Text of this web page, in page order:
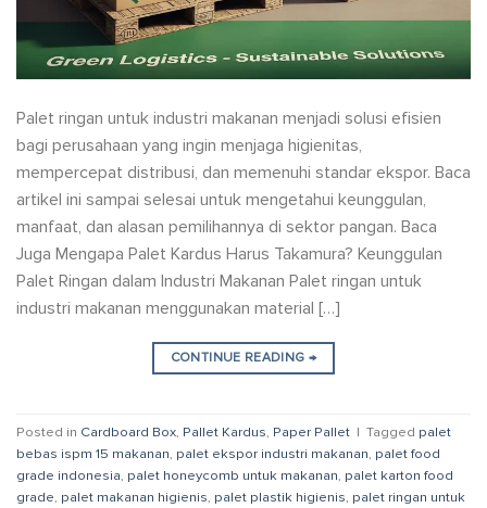
Palet ringan untuk industri makanan menjadi solusi efisien
bagi perusahaan yang ingin menjaga higienitas,
mempercepat distribusi, dan memenuhi standar ekspor. Baca
artikel ini sampai selesai untuk mengetahui keunggulan,
manfaat, dan alasan pemilihannya di sektor pangan. Baca
Juga Mengapa Palet Kardus Harus Takamura? Keunggulan
Palet Ringan dalam Industri Makanan Palet ringan untuk
industri makanan menggunakan material […]
CONTINUE READING →
Posted in Cardboard Box, Pallet Kardus, Paper Pallet | Tagged palet
bebas ispm 15 makanan, palet ekspor industri makanan, palet food
grade indonesia, palet honeycomb untuk makanan, palet karton food
grade, palet makanan higienis, palet plastik higienis, palet ringan untuk